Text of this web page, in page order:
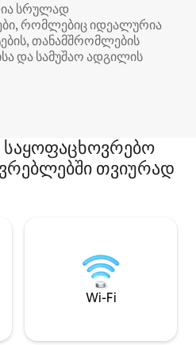
სრულად
რომლებიც იდეალურია
თანამშრომლების
და სამუშაო ადგილის
თვიურად
Wi-Fi